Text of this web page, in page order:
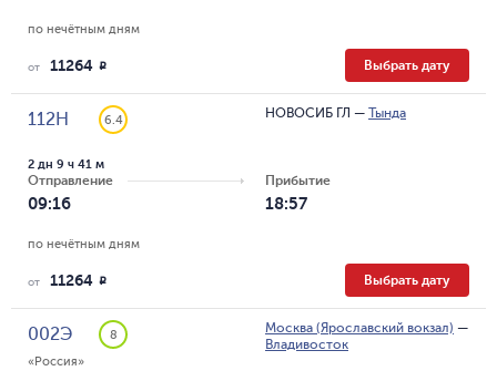
по нечётным дням
от 11264 R Выбрать дату
112Н 6.4 НОВОСИБ ГЛ — Тында
Отправление
09:16
2 дн 9 ч 41 м
Прибытие
18:57
по нечётным дням
от 11264 R Выбрать дату
002Э
8
«Россия»
Москва (Ярославский вокзал) —
Владивосток